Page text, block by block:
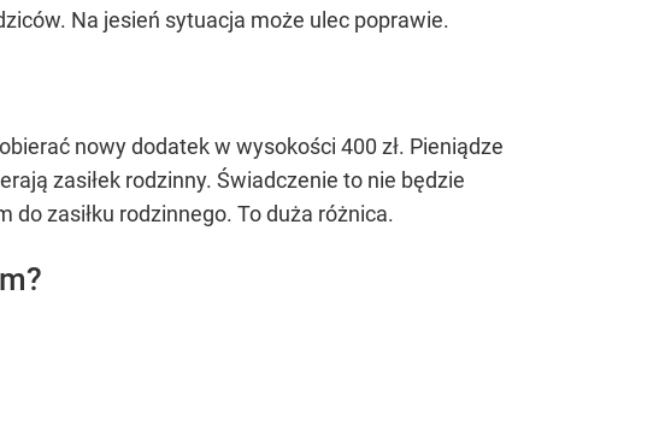
Na jesień sytuacja może ulec poprawie.
nowy dodatek w wysokości 400 zł. Pieniądze
zasiłek rodzinny. Świadczenie to nie będzie
zasiłku rodzinnego. To duża różnica.